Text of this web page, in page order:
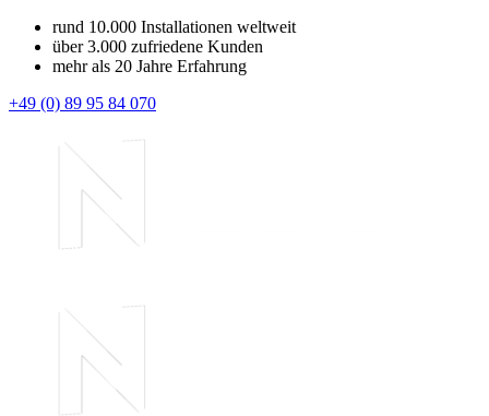
rund 10.000 Installationen weltweit
über 3.000 zufriedene Kunden
mehr als 20 Jahre Erfahrung
+49 (0) 89 95 84 070